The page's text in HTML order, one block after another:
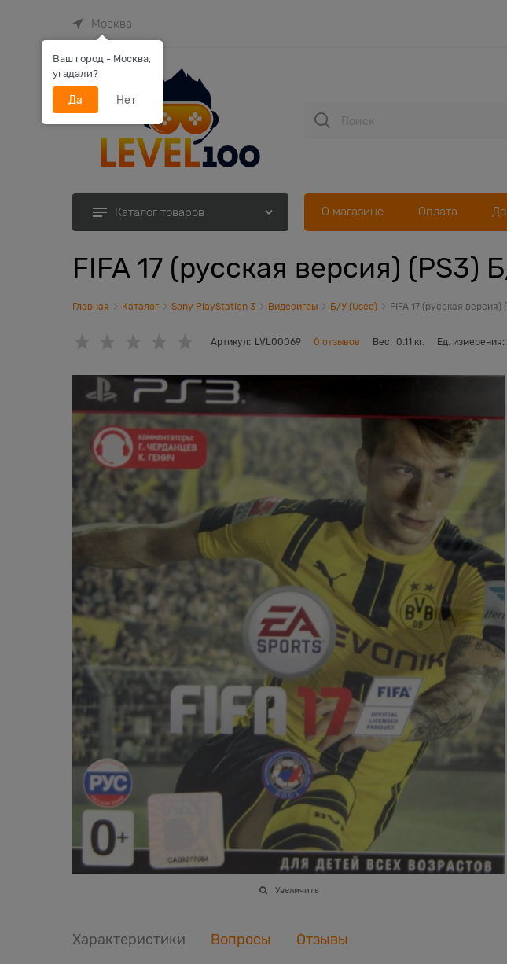
Москва
Каталог товаров О магазине Оплата
FIFA 17 (русская версия) (PS3)
Главная Каталог Sony PlayStation 3 Видеоигры Б/У (Used) FIFA 17 (русская версия)
Артикул: LVL00069 0 отзывов Вес: 0.11 кг. Ед. измерения:
Увеличить
Характеристики Вопросы Отзывы
Ваш город - Москва,
угадали?
Да Нет